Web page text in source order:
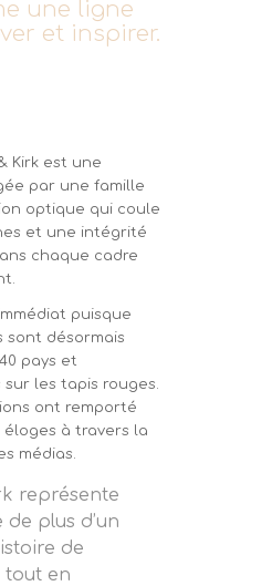
une ligne
et inspirer.
Kirk est une
par une famille
optique qui coule
et une intégrité
chaque cadre
puisque
sont désormais
pays et
sur les tapis rouges.
ont remporté
éloges à travers la
médias.
représente
de plus d’un
de
tout en